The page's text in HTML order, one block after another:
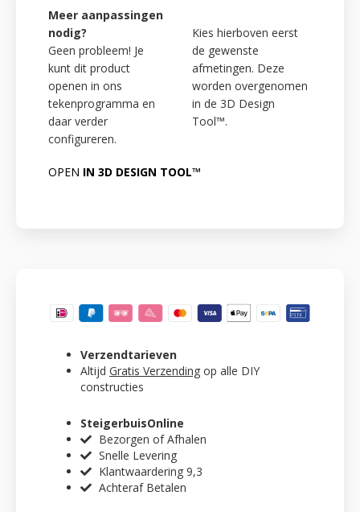
Meer aanpassingen
nodig?
Geen probleem! Je
kunt dit product
openen in ons
tekenprogramma en
daar verder
configureren.
Kies hierboven eerst
de gewenste
afmetingen. Deze
worden overgenomen
in de 3D Design
Tool™.
OPEN IN 3D DESIGN TOOL™
Verzendtarieven
Altijd Gratis Verzending op alle DIY
constructies
SteigerbuisOnline
Bezorgen of Afhalen
Snelle Levering
Klantwaardering 9,3
Achteraf Betalen